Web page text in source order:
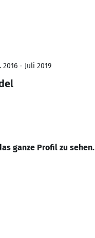
- Juli 2019
ganze Profil zu sehen.